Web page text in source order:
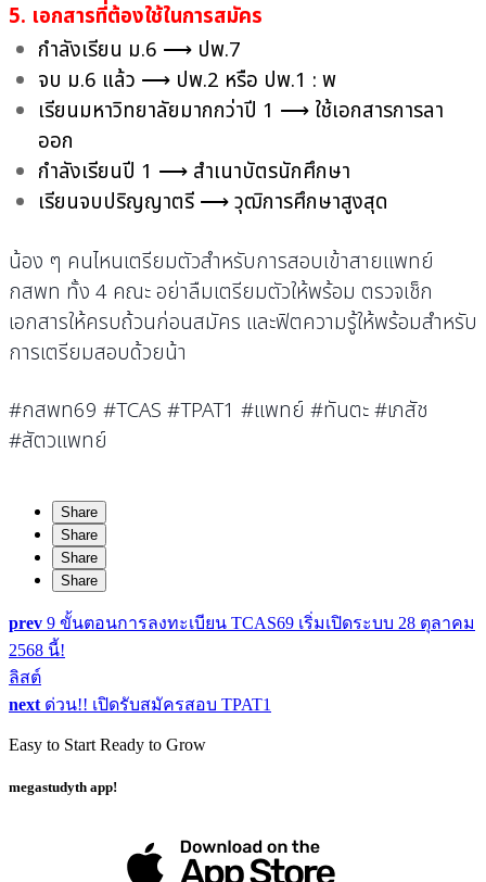
5. เอกสารที่ต้องใช้ในการสมัคร
กำลังเรียน ม.6 ⟶ ปพ.7
จบ ม.6 แล้ว ⟶ ปพ.2 หรือ ปพ.1 : พ
เรียนมหาวิทยาลัยมากกว่าปี 1 ⟶ ใช้เอกสารการลา
ออก
กำลังเรียนปี 1 ⟶ สำเนาบัตรนักศึกษา
เรียนจบปริญญาตรี ⟶ วุฒิการศึกษาสูงสุด
น้อง ๆ คนไหนเตรียมตัวสำหรับการสอบเข้าสายแพทย์
กสพท ทั้ง 4 คณะ อย่าลืมเตรียมตัวให้พร้อม ตรวจเช็ก
เอกสารให้ครบถ้วนก่อนสมัคร และฟิตความรู้ให้พร้อมสำหรับ
การเตรียมสอบด้วยน้า
#กสพท69 #TCAS #TPAT1 #แพทย์ #ทันตะ #เภสัช
#สัตวแพทย์
Share
Share
Share
Share
prev 9 ขั้นตอนการลงทะเบียน TCAS69 เริ่มเปิดระบบ 28 ตุลาคม
2568 นี้!
ลิสต์
next ด่วน!! เปิดรับสมัครสอบ TPAT1
Easy to Start Ready to Grow
megastudyth app!